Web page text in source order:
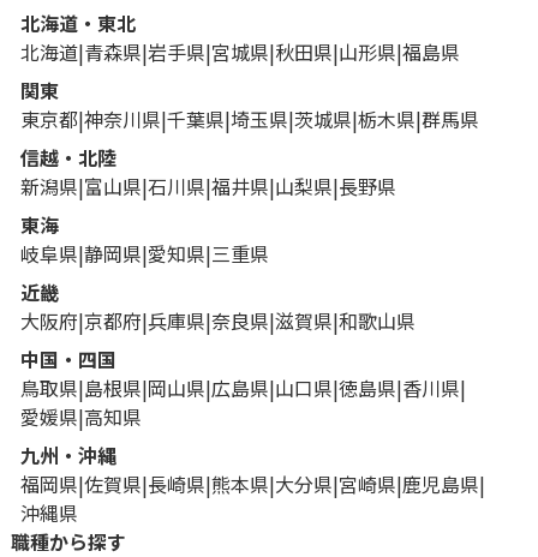
北海道・東北
北海道 青森県 岩手県 宮城県 秋田県 山形県 福島県
関東
東京都 神奈川県 千葉県 埼玉県 茨城県 栃木県 群馬県
信越・北陸
新潟県 富山県 石川県 福井県 山梨県 長野県
東海
岐阜県 静岡県 愛知県 三重県
近畿
大阪府 京都府 兵庫県 奈良県 滋賀県 和歌山県
中国・四国
鳥取県 島根県 岡山県 広島県 山口県 徳島県 香川県
愛媛県 高知県
九州・沖縄
福岡県 佐賀県 長崎県 熊本県 大分県 宮崎県 鹿児島県
沖縄県
職種から探す